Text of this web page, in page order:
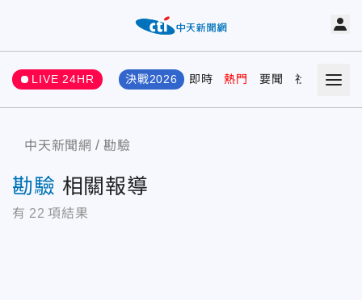
LIVE 24HR 決戰2026 即時 熱門 要聞 社會 娛樂
中天新聞網 勘驗
勘驗 相關報導
有 22 項結果